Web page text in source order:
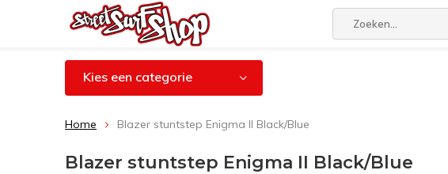
Kies een categorie
Home Blazer stuntstep Enigma II Black/Blue
Blazer stuntstep Enigma II Black/Blue